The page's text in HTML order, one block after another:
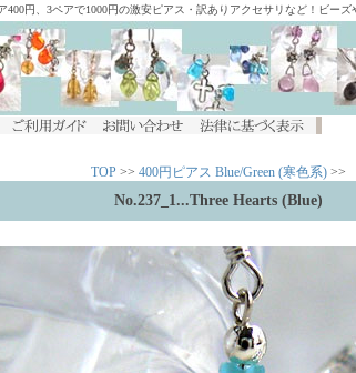
円、3ペアで1000円の激安ピアス・訳ありアクセサリなど！ビー
TOP >> 400円ピアス Blue/Green (寒色系) >>
No.237_1...Three Hearts (Blue)